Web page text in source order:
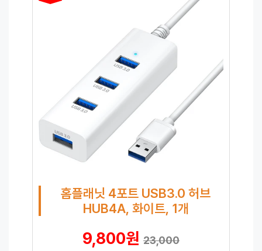
홈플래닛 4포트 USB3.0 허브
HUB4A, 화이트, 1개
9,800원 23,000